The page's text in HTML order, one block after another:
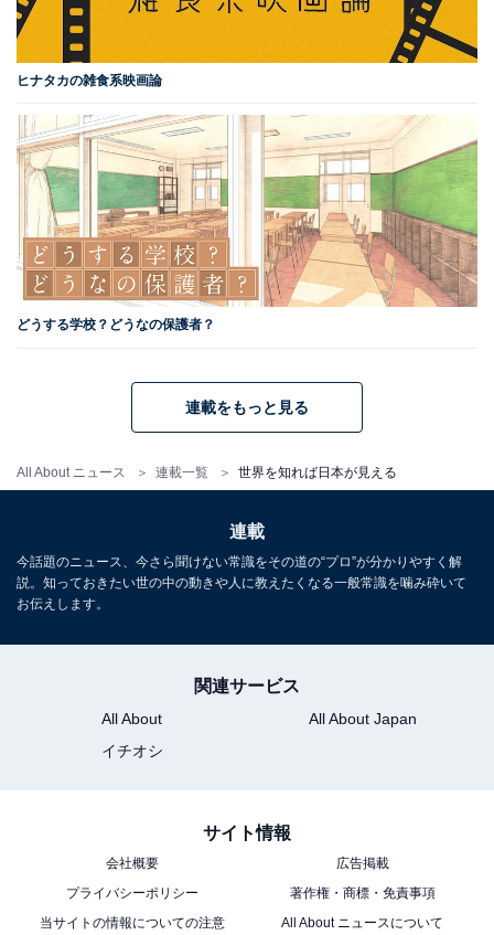
All About ニュース 連載一覧 世界を知れば日本が見える
ヒナタカの雑食系映画論
どうする学校？どうなの保護者？
連載をもっと見る
連載
今話題のニュース、今さら聞けない常識をその道の“プロ”が分かりやすく解
説。知っておきたい世の中の動きや人に教えたくなる一般常識を噛み砕いて
お伝えします。
関連サービス
All About
All About Japan
イチオシ
サイト情報
会社概要
広告掲載
プライバシーポリシー
著作権・商標・免責事項
当サイトの情報についての注意
All About ニュースについて